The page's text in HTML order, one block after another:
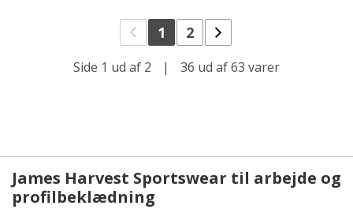
1 2
Side 1 ud af 2 | 36 ud af 63 varer
James Harvest Sportswear til arbejde og
profilbeklædning